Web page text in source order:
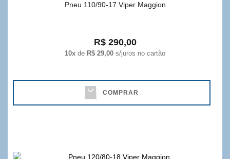
Pneu 110/90-17 Viper Maggion
R$ 290,00
10x de R$ 29,00 s/juros no cartão
COMPRAR